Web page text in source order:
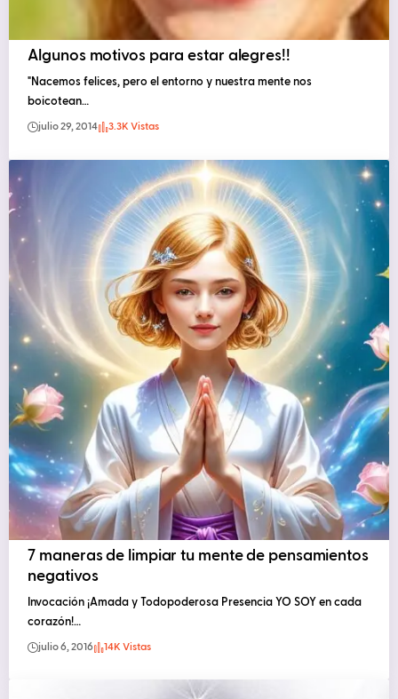
Algunos motivos para estar alegres!!
"Nacemos felices, pero el entorno y nuestra mente nos
boicotean…
julio 29, 2014 3.3K Vistas
7 maneras de limpiar tu mente de pensamientos
negativos
Invocación ¡Amada y Todopoderosa Presencia YO SOY en cada
corazón!…
julio 6, 2016 14K Vistas